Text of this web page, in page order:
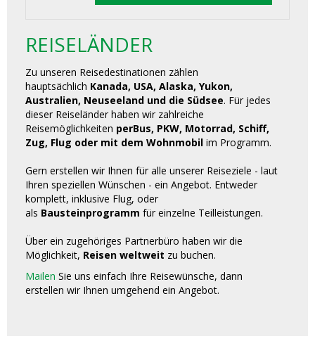
REISELÄNDER
Zu unseren Reisedestinationen zählen
hauptsächlich Kanada, USA, Alaska, Yukon,
Australien, Neuseeland und die Südsee. Für jedes
dieser Reiseländer haben wir zahlreiche
Reisemöglichkeiten perBus, PKW, Motorrad, Schiff,
Zug, Flug oder mit dem Wohnmobil im Programm.
Gern erstellen wir Ihnen für alle unserer Reiseziele - laut
Ihren speziellen Wünschen - ein Angebot. Entweder
komplett, inklusive Flug, oder
als Bausteinprogramm für einzelne Teilleistungen.
Über ein zugehöriges Partnerbüro haben wir die
Möglichkeit, Reisen weltweit zu buchen.
Mailen Sie uns einfach Ihre Reisewünsche, dann
erstellen wir Ihnen umgehend ein Angebot.